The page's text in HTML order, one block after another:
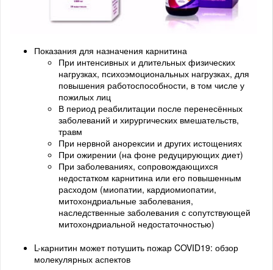
Показания для назначения карнитина
При интенсивных и длительных физических
нагрузках, психоэмоциональных нагрузках, для
повышения работоспособности, в том числе у
пожилых лиц
В период реабилитации после перенесённых
заболеваний и хирургических вмешательств,
травм
При нервной анорексии и других истощениях
При ожирении (на фоне редуцирующих диет)
При заболеваниях, сопровождающихся
недостатком карнитина или его повышенным
расходом (миопатии, кардиомиопатии,
митохондриальные заболевания,
наследственные заболевания с сопутствующей
митохондриальной недостаточностью)
L-карнитин может потушить пожар COVID19: обзор
молекулярных аспектов